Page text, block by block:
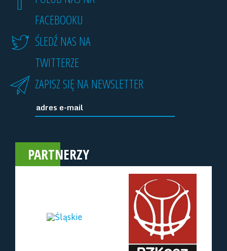
FACEBOOKU
ŚLEDŹ NAS NA
TWITTERZE
ZAPISZ SIĘ NA NEWSLETTER
PARTNERZY